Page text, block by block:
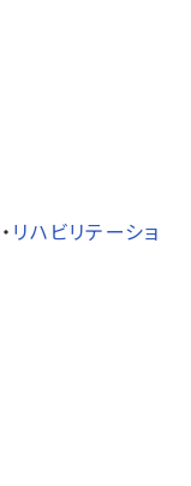
・ リハビリテーショ